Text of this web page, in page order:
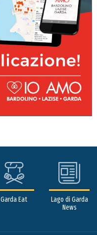
Garda Eat
Lago di Garda
News